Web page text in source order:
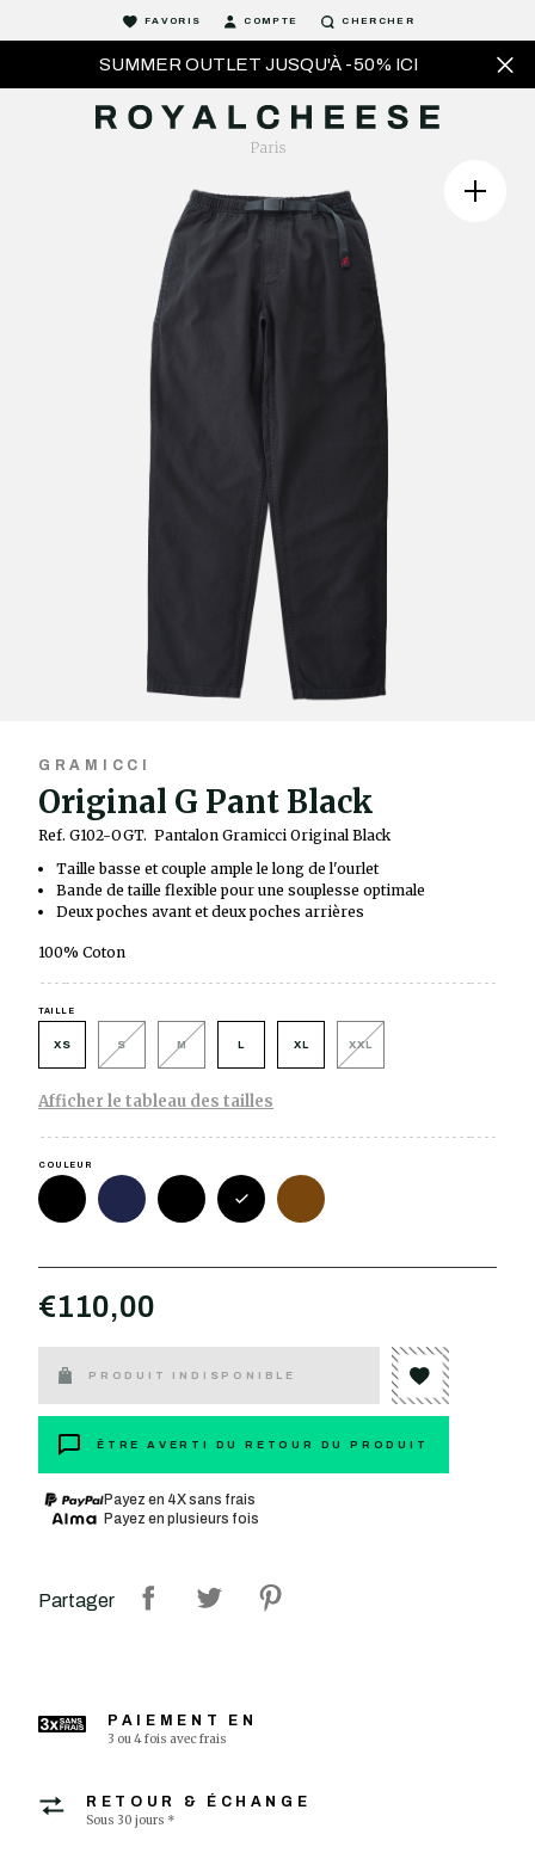
SUMMER OUTLET JUSQU'À -50% ICI
FAVORIS COMPTE CHERCHER
GRAMICCI
Original G Pant Black
Ref. G102-OGT. Pantalon Gramicci Original Black
Taille basse et couple ample le long de l'ourlet
Bande de taille flexible pour une souplesse optimale
Deux poches avant et deux poches arrières
100% Coton
TAILLE
XS S M L XL XXL
Afficher le tableau des tailles
COULEUR
€110,00
PRODUIT INDISPONIBLE
ÊTRE AVERTI DU RETOUR DU PRODUIT
Payez en 4X sans frais
Payez en plusieurs fois
Partager
PAIEMENT EN
3 ou 4 fois avec frais
RETOUR & ÉCHANGE
Sous 30 jours *